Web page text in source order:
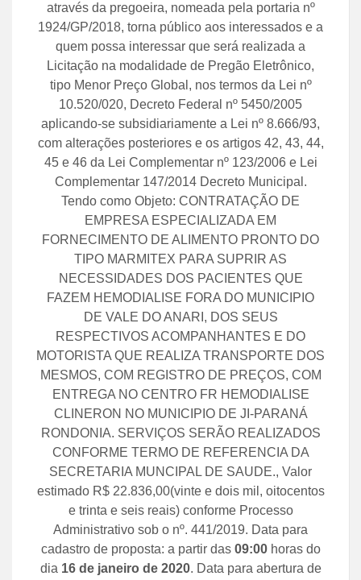
através da pregoeira, nomeada pela portaria nº
1924/GP/2018, torna público aos interessados e a
quem possa interessar que será realizada a
Licitação na modalidade de Pregão Eletrônico,
tipo Menor Preço Global, nos termos da Lei nº
10.520/020, Decreto Federal nº 5450/2005
aplicando-se subsidiariamente a Lei nº 8.666/93,
com alterações posteriores e os artigos 42, 43, 44,
45 e 46 da Lei Complementar nº 123/2006 e Lei
Complementar 147/2014 Decreto Municipal.
Tendo como Objeto: CONTRATAÇÃO DE
EMPRESA ESPECIALIZADA EM
FORNECIMENTO DE ALIMENTO PRONTO DO
TIPO MARMITEX PARA SUPRIR AS
NECESSIDADES DOS PACIENTES QUE
FAZEM HEMODIALISE FORA DO MUNICIPIO
DE VALE DO ANARI, DOS SEUS
RESPECTIVOS ACOMPANHANTES E DO
MOTORISTA QUE REALIZA TRANSPORTE DOS
MESMOS, COM REGISTRO DE PREÇOS, COM
ENTREGA NO CENTRO FR HEMODIALISE
CLINERON NO MUNICIPIO DE JI-PARANÁ
RONDONIA. SERVIÇOS SERÃO REALIZADOS
CONFORME TERMO DE REFERENCIA DA
SECRETARIA MUNCIPAL DE SAUDE., Valor
estimado R$ 22.836,00(vinte e dois mil, oitocentos
e trinta e seis reais) conforme Processo
Administrativo sob o nº. 441/2019. Data para
cadastro de proposta: a partir das 09:00horas do
dia 16 de janeiro de 2020. Data para abertura de